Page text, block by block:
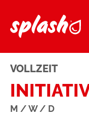
VOLLZEIT
M / W / D